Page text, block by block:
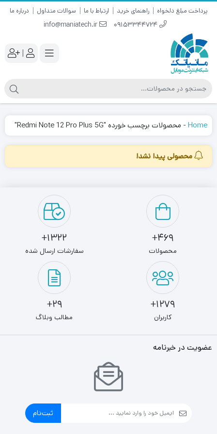
پرداخت مبلغ دلخواه راهنمای خرید ارتباط با ما سوالات متداول درباره ما
09153344724
info@maniatech.ir
|
Home
- محصولات برچسب خورده "Redmi Note 12 Pro Plus 5G"
محصولی پیدا نشد!
469+
محصولات
1322+
سفارشات ارسال شده
1279+
کاربران
29+
مطالب وبلاگ
عضویت در خبرنامه
ثبت‌نام